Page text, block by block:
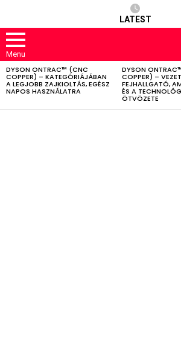
LATEST
Menu
LATEST
STORIES
DYSON ONTRAC™ (CNC
COPPER) – KATEGÓRIÁJÁBAN
A LEGJOBB ZAJKIOLTÁS, EGÉSZ
NAPOS HASZNÁLATRA
DYSON
COPPER) –
FEJHALLGATÓ,
ÉS A
ÖTVÖZETE